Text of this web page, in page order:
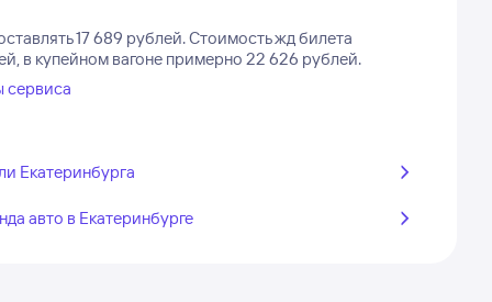
17 689 рублей.Стоимость жд билета
в купейном вагоне примерно 22 626 рублей.
сервиса
Екатеринбурга
авто в Екатеринбурге